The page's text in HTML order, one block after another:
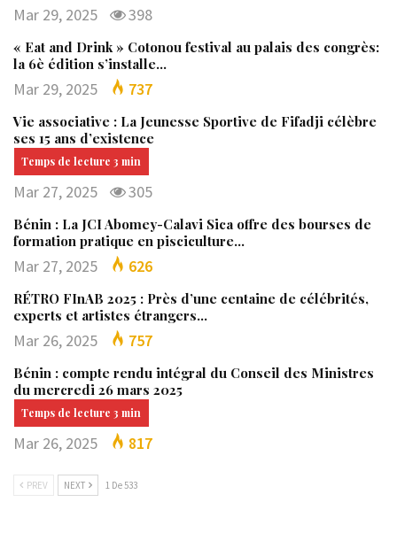
Mar 29, 2025 398
« Eat and Drink » Cotonou festival au palais des congrès:
la 6è édition s’installe…
Mar 29, 2025 737
Vie associative : La Jeunesse Sportive de Fifadji célèbre
ses 15 ans d’existence
Mar 27, 2025 305
Bénin : La JCI Abomey-Calavi Sica offre des bourses de
formation pratique en pisciculture…
Mar 27, 2025 626
RÉTRO FInAB 2025 : Près d’une centaine de célébrités,
experts et artistes étrangers…
Mar 26, 2025 757
Bénin : compte rendu intégral du Conseil des Ministres
du mercredi 26 mars 2025
Mar 26, 2025 817
PREV NEXT 1 De 533